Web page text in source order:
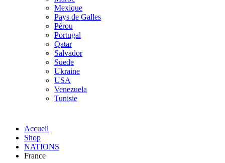
Mexique
Pays de Galles
Pérou
Portugal
Qatar
Salvador
Suede
Ukraine
USA
Venezuela
Tunisie
Accueil
Shop
NATIONS
France